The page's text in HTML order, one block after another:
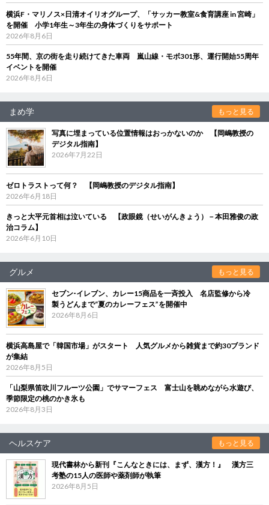
横浜F・マリノス×日清オイリオグループ、「サッカー教室&食育講座 in 宮崎」
を開催 小学1年生～3年生の身体づくりをサポート
2026年8月6日
55年間、京の街を走り続けてきた車両 嵐山線・モボ301形、運行開始55周年
イベントを開催
2026年8月6日
まめ学 もっと見る
写真に埋まっている位置情報はおっかないのか 【岡嶋教授の
デジタル指南】
2026年7月22日
ゼロトラストって何？ 【岡嶋教授のデジタル指南】
2026年6月18日
きっと大平元首相は泣いている 【政眼鏡（せいがんきょう）－本田雅俊の政
治コラム】
2026年6月10日
グルメ もっと見る
セブン‐イレブン、カレー15商品を一斉投入 名店監修から冷
製うどんまで“夏のカレーフェス”を開催中
2026年8月6日
横浜高島屋で「韓国市場」がスタート 人気グルメから雑貨まで約30ブランド
が集結
2026年8月5日
「山梨県笛吹川フルーツ公園」でサマーフェス 富士山を眺めながら水遊び、
季節限定の桃のかき氷も
2026年8月3日
ヘルスケア もっと見る
現代書林から新刊『こんなときには、まず、漢方！』 漢方三
考塾の15人の医師や薬剤師が執筆
2026年8月5日